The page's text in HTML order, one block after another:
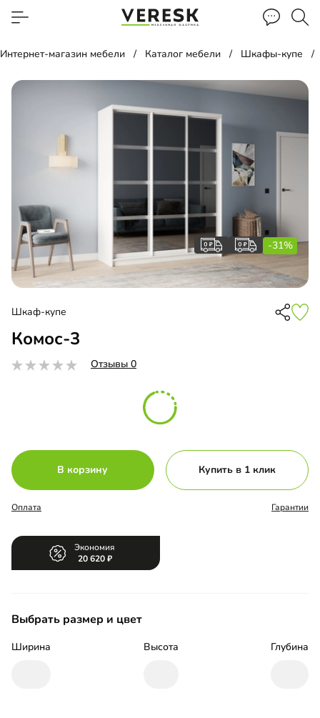
Интернет-магазин мебели Каталог мебели Шкафы-купе
-31%
Шкаф-купе
Комос-3
Отзывы 0
В корзину Купить в 1 клик
Оплата Гарантии
Экономия
20 620
Выбрать размер и цвет
Ширина Высота Глубина